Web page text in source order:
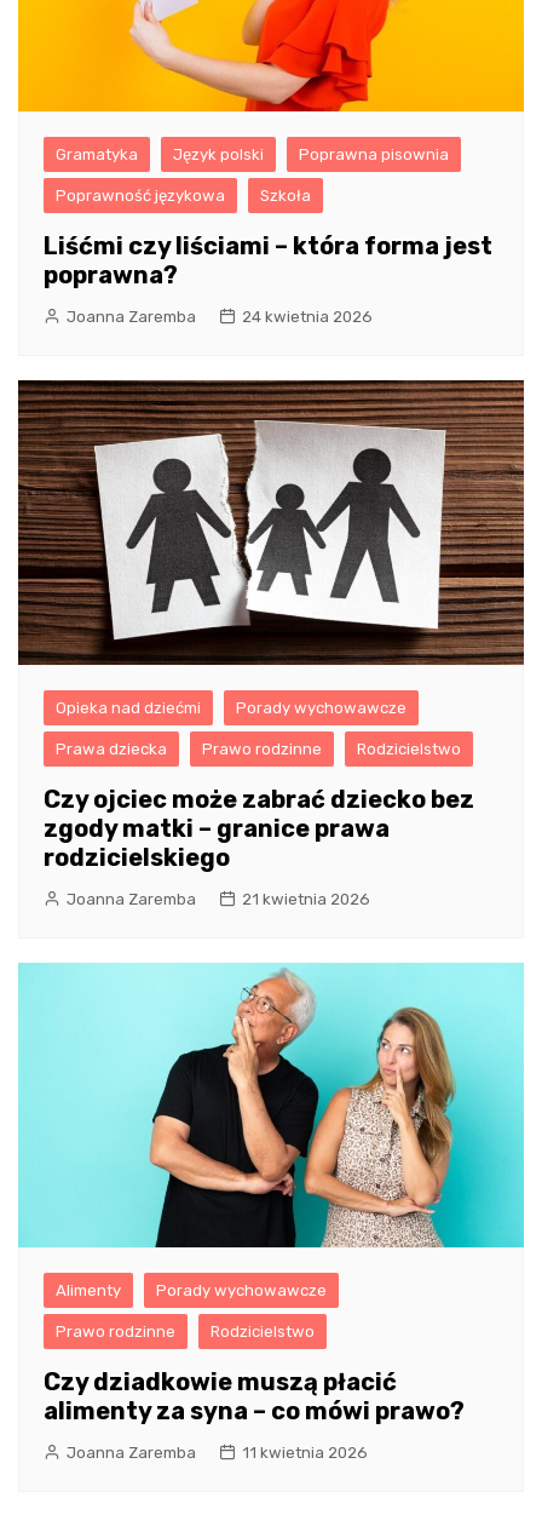
Gramatyka Język polski Poprawna pisownia
Poprawność językowa Szkoła
Liśćmi czy liściami – która forma jest
poprawna?
Joanna Zaremba 24 kwietnia 2026
Opieka nad dziećmi Porady wychowawcze
Prawa dziecka Prawo rodzinne Rodzicielstwo
Czy ojciec może zabrać dziecko bez
zgody matki – granice prawa
rodzicielskiego
Joanna Zaremba 21 kwietnia 2026
Alimenty Porady wychowawcze
Prawo rodzinne Rodzicielstwo
Czy dziadkowie muszą płacić
alimenty za syna – co mówi prawo?
Joanna Zaremba 11 kwietnia 2026